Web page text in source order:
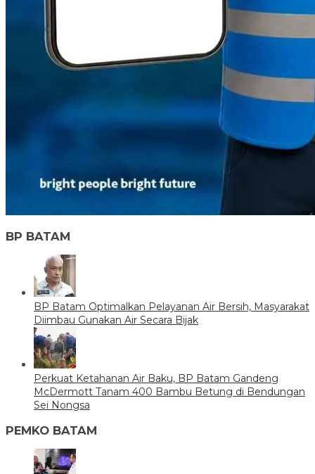
BP BATAM
BP Batam Optimalkan Pelayanan Air Bersih, Masyarakat
Diimbau Gunakan Air Secara Bijak
Perkuat Ketahanan Air Baku, BP Batam Gandeng
McDermott Tanam 400 Bambu Betung di Bendungan
Sei Nongsa
PEMKO BATAM